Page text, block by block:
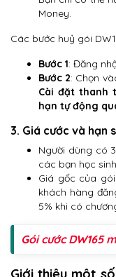
Money.
Các bước huỷ gói
Bước 1: Đăng
Bước 2: Chọn
Cài đặt thanh
hạn tự động
3. Giá cước và hạn
Người dùng có
các bạn học
Giá gốc của
khách hàng
5% khi có
Gói cước DW165